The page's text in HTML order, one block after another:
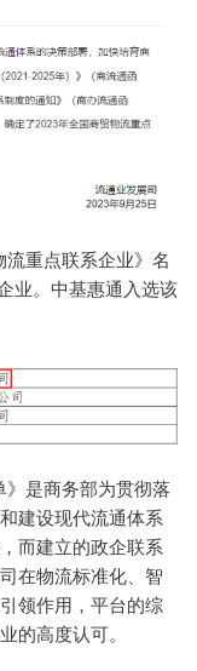
重点联系企业》名
业。中基惠通入选该
》是商务部为贯彻落
建设现代流通体系
而建立的政企联系
在物流标准化、智
领作用，平台的综
的高度认可。